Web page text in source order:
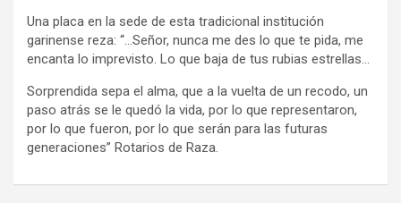
Una placa en la sede de esta tradicional institución
garinense reza: “…Señor, nunca me des lo que te pida, me
encanta lo imprevisto. Lo que baja de tus rubias estrellas…
Sorprendida sepa el alma, que a la vuelta de un recodo, un
paso atrás se le quedó la vida, por lo que representaron,
por lo que fueron, por lo que serán para las futuras
generaciones” Rotarios de Raza.